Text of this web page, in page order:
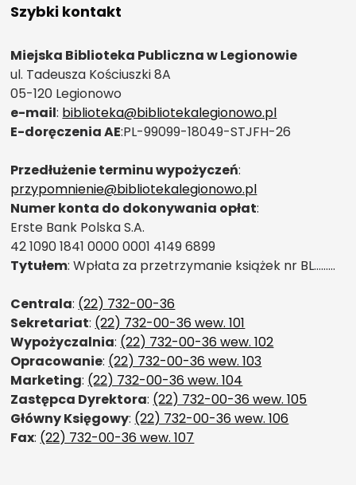
Szybki kontakt
Miejska Biblioteka Publiczna w Legionowie
ul. Tadeusza Kościuszki 8A
05-120 Legionowo
e-mail: biblioteka@bibliotekalegionowo.pl
E-doręczenia AE:PL-99099-18049-STJFH-26
Przedłużenie terminu wypożyczeń:
przypomnienie@bibliotekalegionowo.pl
Numer konta do dokonywania opłat:
Erste Bank Polska S.A.
42 1090 1841 0000 0001 4149 6899
Tytułem: Wpłata za przetrzymanie książek nr BL………
Centrala: (22) 732-00-36
Sekretariat: (22) 732-00-36 wew. 101
Wypożyczalnia: (22) 732-00-36 wew. 102
Opracowanie: (22) 732-00-36 wew. 103
Marketing: (22) 732-00-36 wew. 104
Zastępca Dyrektora: (22) 732-00-36 wew. 105
Główny Księgowy: (22) 732-00-36 wew. 106
Fax: (22) 732-00-36 wew. 107